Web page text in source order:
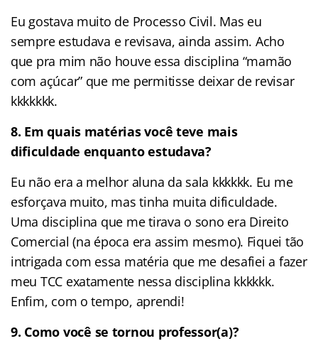
Eu gostava muito de Processo Civil. Mas eu
sempre estudava e revisava, ainda assim. Acho
que pra mim não houve essa disciplina “mamão
com açúcar” que me permitisse deixar de revisar
kkkkkkk.
8. Em quais matérias você teve mais
dificuldade enquanto estudava?
Eu não era a melhor aluna da sala kkkkkk. Eu me
esforçava muito, mas tinha muita dificuldade.
Uma disciplina que me tirava o sono era Direito
Comercial (na época era assim mesmo). Fiquei tão
intrigada com essa matéria que me desafiei a fazer
meu TCC exatamente nessa disciplina kkkkkk.
Enfim, com o tempo, aprendi!
9. Como você se tornou professor(a)?